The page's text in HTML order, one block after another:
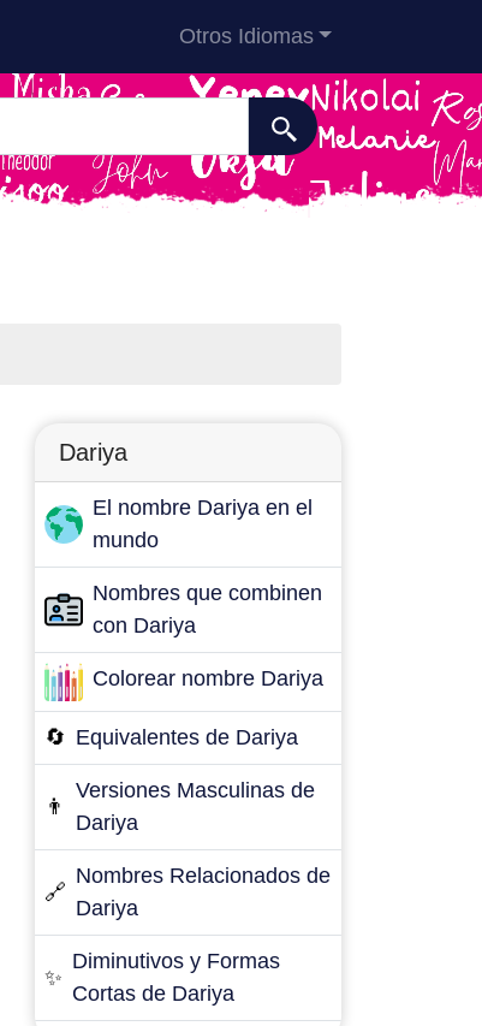
Otros Idiomas
Dariya
El nombre Dariya en el
mundo
Nombres que combinen
con Dariya
Colorear nombre Dariya
🔄 Equivalentes de Dariya
👨
Versiones Masculinas de
Dariya
🔗
Nombres Relacionados de
Dariya
✨
Diminutivos y Formas
Cortas de Dariya